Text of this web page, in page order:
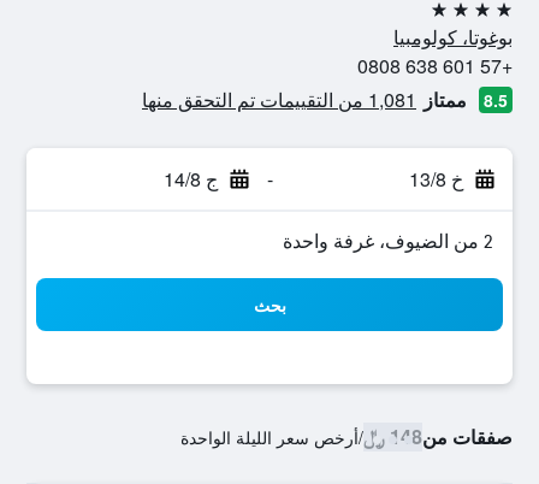
4 نجوم
بوغوتا، كولومبيا
+57 601 638 0808
8.5 ممتاز 1,081 من التقييمات تم التحقق منها
خ 13/8 - ج 14/8
2 من الضيوف، غرفة واحدة
بحث
صفقات من148 ﷼ /أرخص سعر الليلة الواحدة